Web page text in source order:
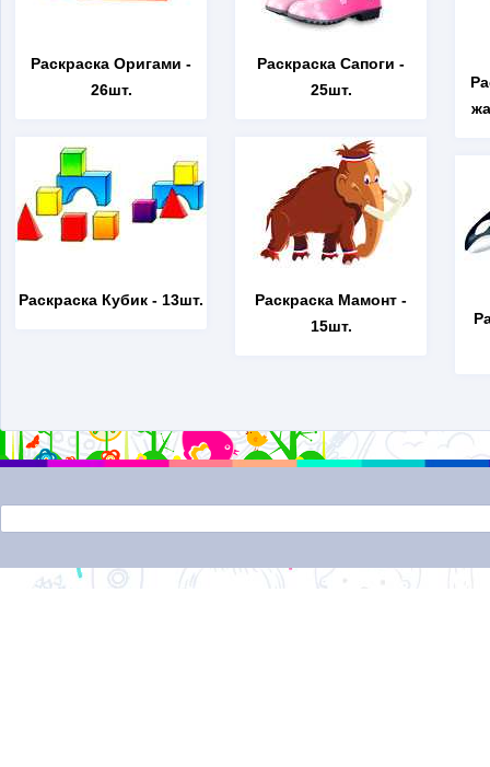
Раскраска Оригами -
26шт.
Раскраска Кубик - 13шт.
Раскраска Сапоги -
25шт.
Раскраска Мамонт -
15шт.